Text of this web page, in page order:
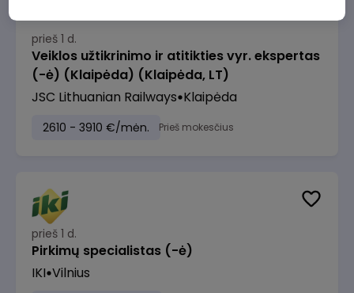
prieš 1 d.
Veiklos užtikrinimo ir atitikties vyr. ekspertas
(-ė) (Klaipėda) (Klaipėda, LT)
JSC Lithuanian Railways Klaipėda
2610 - 3910 €/mėn. Prieš mokesčius
prieš 1 d.
Pirkimų specialistas (-ė)
IKI Vilnius